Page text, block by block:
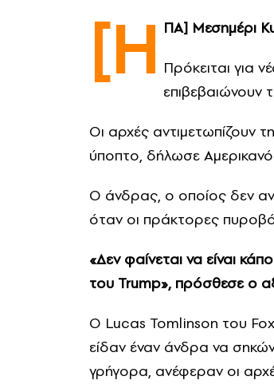
[Η ΠΑ] Mεσημέρι
Πρόκειται για
επιβεβαιώνουν
Οι αρχές αντιμετωπίζουν
ύποπτο, δήλωσε
Ο άνδρας, ο οποίος δεν
όταν οι πράκτορες
«Δεν φαίνεται να είναι
του Trump», πρόσθεσε ο
Ο Lucas Tomlinson του
είδαν έναν άνδρα να
γρήγορα, ανέφεραν οι